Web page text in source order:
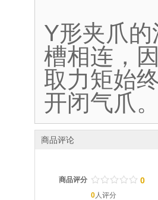
Y形夹爪
槽相连，
取力矩始
开闭气爪
商品评论
商品评分 / / / / /
. . . . . 0
0人评分